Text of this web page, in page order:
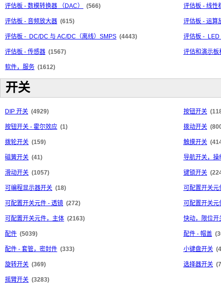
评估板 - 数模转换器 （DAC） (566) 评估板 - 线性
评估板 - 音频放大器 (615) 评估板 - 运算
评估板 - DC/DC 与 AC/DC（离线）SMPS (4443) 评估板 - LED
评估板 - 传感器 (1567) 评估和演示板
软件，服务 (1612)
开关
DIP 开关 (4929) 按钮开关
按钮开关 - 霍尔效应 (1) 拨动开关
拨轮开关 (159) 触摸开关
磁簧开关 (41) 导航开关，操
滑动开关 (1057) 键锁开关
可编程显示器开关 (18) 可配置开关元
可配置开关元件 - 透镜 (272) 可配置开关元
可配置开关元件，主体 (2163) 快动，限位开
配件 (5039) 配件 - 帽盖
配件 - 套管，密封件 (333) 小键盘开关
旋转开关 (369) 选择器开关
摇臂开关 (3283)